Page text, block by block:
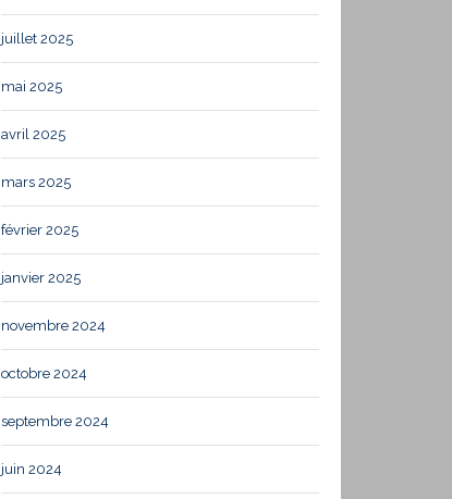
juillet 2025
mai 2025
avril 2025
mars 2025
février 2025
janvier 2025
novembre 2024
octobre 2024
septembre 2024
juin 2024